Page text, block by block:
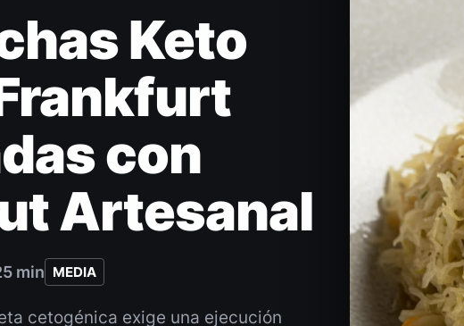
Keto
con
Artesanal
min MEDIA
cetogénica exige una ejecución